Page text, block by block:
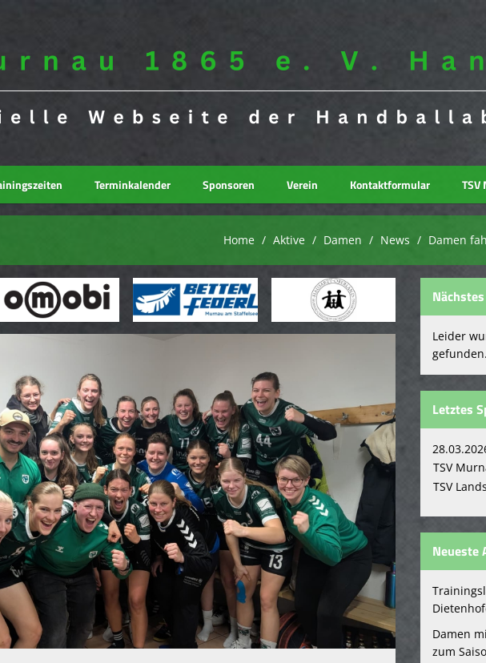
Terminkalender Sponsoren Verein Kontaktformular TSV
Home Aktive Damen News Damen
Leider
gefunden.
Letztes
TSV
TSV
Neueste
Damen
zum